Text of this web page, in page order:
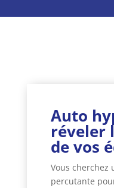
Auto
réveler
de vos
Vous cherchez
percutante